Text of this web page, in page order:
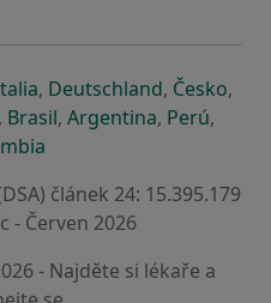
nové záložce
otevře v nové záložce
se otevře v nové záložce
, Deutschlandse otevře v
, Českose
,
záložce
v nové záložce
otevře v nové záložce
, Brasilse otevře v nové
, Argentinase otevře v
, Perúse
,
článek 24: 15.395.179
- Červen 2026
- Najděte si lékaře a